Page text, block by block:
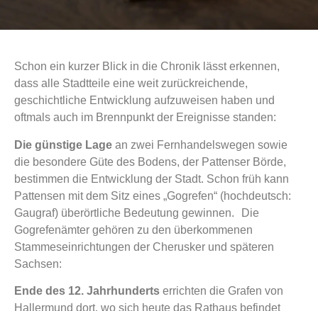
Schon ein kurzer Blick in die Chronik lässt erkennen,
dass alle Stadtteile eine weit zurückreichende,
geschichtliche Entwicklung aufzuweisen haben und
oftmals auch im Brennpunkt der Ereignisse standen:
Die günstige Lage an zwei Fernhandelswegen sowie
die besondere Güte des Bodens, der Pattenser Börde,
bestimmen die Entwicklung der Stadt. Schon früh kann
Pattensen mit dem Sitz eines „Gogrefen“ (hochdeutsch:
Gaugraf) überörtliche Bedeutung gewinnen. Die
Gogrefenämter gehören zu den überkommenen
Stammeseinrichtungen der Cherusker und späteren
Sachsen:
Ende des 12. Jahrhunderts errichten die Grafen von
Hallermund dort, wo sich heute das Rathaus befindet